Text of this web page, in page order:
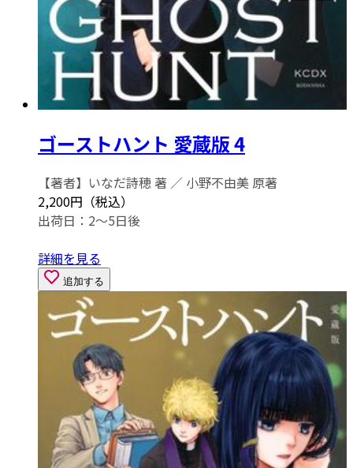
ゴーストハント 愛蔵版 4
【著者】いなだ詩穂 著 ／ 小野不由美 原著
2,200円（税込）
出荷日：2～5日後
詳細を見る
追加する